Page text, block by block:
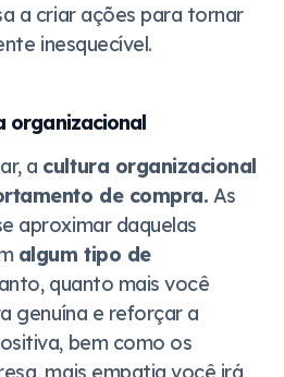
a criar ações para tornar
inesquecível.
organizacional
a cultura organizacional
de compra. As
aproximar daquelas
algum tipo de
quanto mais você
genuína e reforçar a
bem como os